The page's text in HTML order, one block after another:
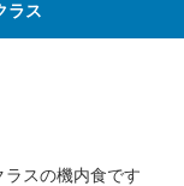
ラス
スの機内食です